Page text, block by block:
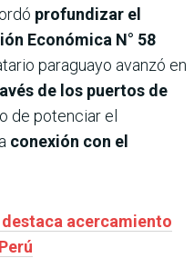
profundizar el
Económica N° 58
paraguayo avanzó en
de los puertos de
de potenciar el
conexión con el
acercamiento